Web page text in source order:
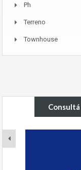
Ph
Terreno
Townhouse